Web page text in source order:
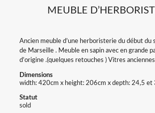
MEUBLE
Ancien meuble d’une herboristerie du début du
de Marseille . Meuble en sapin avec en grande
d’origine .(quelques retouches ) Vitres
Dimensions
width: 420cm x height: 206cm x depth: 24,5 et
Statut
sold